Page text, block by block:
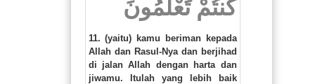
كُنتُمْ تَعْلَمُونَ
11. (yaitu) kamu beriman kepada
Allah dan Rasul-Nya dan berjihad
di jalan Allah dengan harta dan
jiwamu. Itulah yang lebih baik